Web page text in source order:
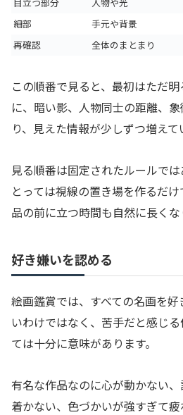
細部
手元や背景
再確認
全体のまとまり
この順番で見ると、最初はただ
に、暗い影、人物同士の距離、
り、見えた情報が少しずつ増えて
見る順番は固定されたルールで
とっては視線の置き場を作るだ
品の前に立つ時間も自然に長くな
好き嫌いを認める
絵画鑑賞では、すべての名画を
いわけではなく、苦手だと感じ
ては十分に意味があります。
有名な作品なのに心が動かない
着かない、色づかいが強すぎて